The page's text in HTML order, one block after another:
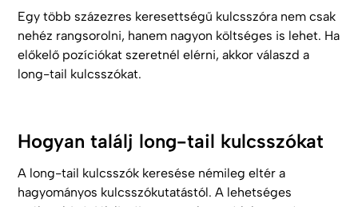
Egy több százezres keresettségű kulcsszóra nem csak
nehéz rangsorolni, hanem nagyon költséges is lehet. Ha
előkelő pozíciókat szeretnél elérni, akkor válaszd a
long-tail kulcsszókat.
Hogyan találj long-tail kulcsszókat
A long-tail kulcsszók keresése némileg eltér a
hagyományos kulcsszókutatástól. A lehetséges